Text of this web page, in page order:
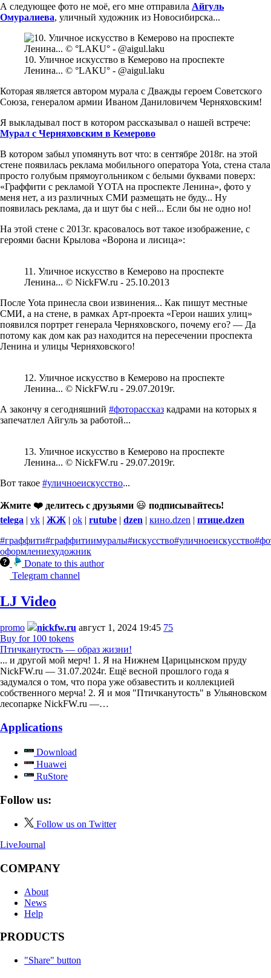
А следующее фото не моё, его мне отправила Айгуль
Омуралиева, уличный художник из Новосибирска...
10. Уличное искусство в Кемерово на проспекте
Ленина... © °LAKU° - @aigul.laku
Которая является автором мурала с Дважды героем Советского
Союза, генералом армии Иваном Даниловичем Черняховским!
Я выкладывал пост в котором рассказывал о нашей встрече:
Мурал с Черняховским в Кемерово
В котором забыл упомянуть вот что: в сентябре 2018г. на этой
стене появилась реклама мобильного оператора Yota, стена стала
просто голубым прямоугольником с белыми буквами поверх:
«Граффити с рекламой YOTA на проспекте Ленина», фото у
меня нет, а из различных СМИ размещать не буду... Ну
появилась реклама, да и шут бы с ней... Если бы не одно но!
На этой стене с 2013г. красовалось вот такое изображение, с
героями басни Крылова «Ворона и лисица»:
11. Уличное искусство в Кемерово на проспекте
Ленина... © NickFW.ru - 25.10.2013
После Yota принесла свои извинения... Как пишут местные
СМИ, а на стене, в рамках Арт-проекта «Герои наших улиц»
появился портрет генерала Черняховского, почему его? — Да
потому как дом как раз находится на пересечении проспекта
Ленина и улицы Черняховского!
12. Уличное искусство в Кемерово на проспекте
Ленина... © NickFW.ru - 29.07.2019г.
А закончу я сегодняшний #фоторассказ кадрами на которых я
запечатлел Айгуль за работой...
13. Уличное искусство в Кемерово на проспекте
Ленина... © NickFW.ru - 29.07.2019г.
Вот такое #уличноеискусство...
Жмите ❤️ делитесь с друзьями 😃 подписывайтесь!
telega | vk | ЖЖ | ok | rutube | dzen | кино.dzen | птице.dzen
#граффити#граффитиимуралы#искусство#уличноеискусство
оформлениехудожник
Donate to this author
Telegram channel
LJ Video
promo nickfw.ru август 1, 2024 19:45 75
Buy for 100 tokens
Птичканутость — образ жизни!
... и другой мой мерч! 1. Я на Нижнем Царицынском пруду
NickFW.ru — 31.07.2024г. Ещё весной прошлого года я
задумался о том, что пора уже обзавестить и коллекцией
собственного мерча! 2. Я и моя "Птичканутость" в Ульяновском
лесопарке NickFW.ru —…
Applications
Download
Huawei
RuStore
Follow us:
Follow us on Twitter
LiveJournal
COMPANY
About
News
Help
PRODUCTS
"Share" button